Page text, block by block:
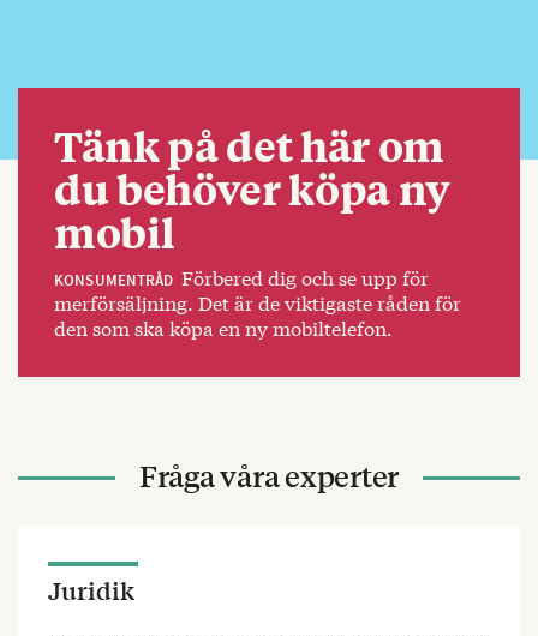
Tänk på det här om
du behöver köpa ny
mobil
KONSUMENTRÅD Förbered dig och se upp för
merförsäljning. Det är de viktigaste råden för
den som ska köpa en ny mobiltelefon.
Fråga våra experter
Juridik